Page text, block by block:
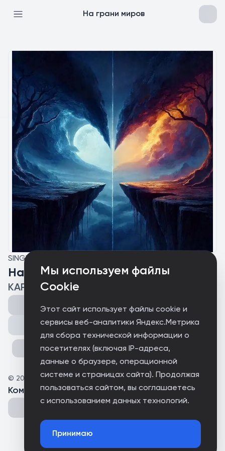
Мы используем файлы
Cookie
Этот сайт использует файлы cookie и
сервисы веб-аналитики Яндекс.Метрика
для сбора технической информации о
посетителях (включая IP-адреса,
данные о браузере, операционной
системе и страницах сайта). Продолжая
пользоваться сайтом, вы соглашаетесь
с использованием данных технологий.
Принимаю
На грани миров
SINGLE
На грани миров
КАРИНА
Поделиться
© 2026 Independent
Комментарии(0 )